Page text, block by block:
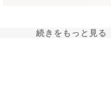
続きをもっと見る